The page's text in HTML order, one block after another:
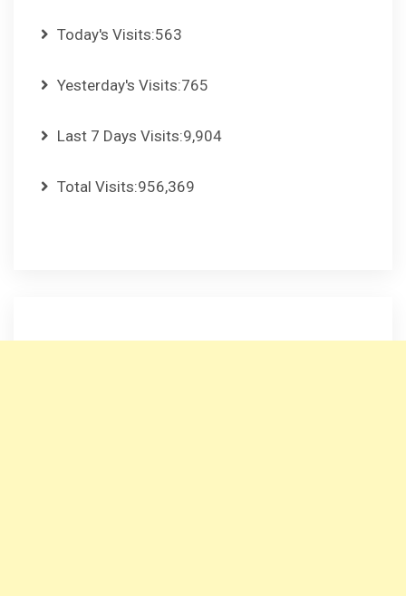
Today's Visits:563
Yesterday's Visits:765
Last 7 Days Visits:9,904
Total Visits:956,369